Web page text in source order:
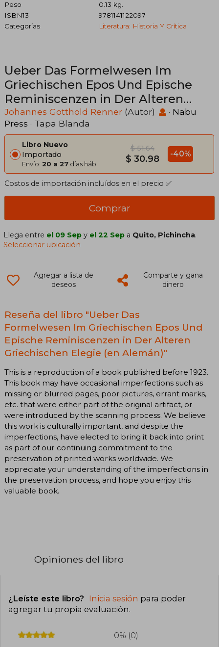
Peso
0.13 kg.
ISBN13
9781141122097
Categorías
Literatura: Historia Y Crítica
Ueber Das Formelwesen Im
Griechischen Epos Und Epische
Reminiscenzen in Der Alteren
Griechischen Elegie (en Alemán)
Johannes Gotthold Renner (Autor) · Nabu
Press · Tapa Blanda
Libro Nuevo
Importado
Envío: 20 a 27 días háb.
$ 51.64
$ 30.98 -40%
Costos de importación incluídos en el precio ✅
Comprar
Llega entre el 09 Sep y el 22 Sep a Quito, Pichincha.
Seleccionar ubicación
Agregar a lista de
deseos
Comparte y gana
dinero
Reseña del libro "Ueber Das
Formelwesen Im Griechischen Epos Und
Epische Reminiscenzen in Der Alteren
Griechischen Elegie (en Alemán)"
This is a reproduction of a book published before 1923.
This book may have occasional imperfections such as
missing or blurred pages, poor pictures, errant marks,
etc. that were either part of the original artifact, or
were introduced by the scanning process. We believe
this work is culturally important, and despite the
imperfections, have elected to bring it back into print
as part of our continuing commitment to the
preservation of printed works worldwide. We
appreciate your understanding of the imperfections in
the preservation process, and hope you enjoy this
valuable book.
Opiniones del libro
¿Leíste este libro? Inicia sesión para poder
agregar tu propia evaluación.
0% (0)